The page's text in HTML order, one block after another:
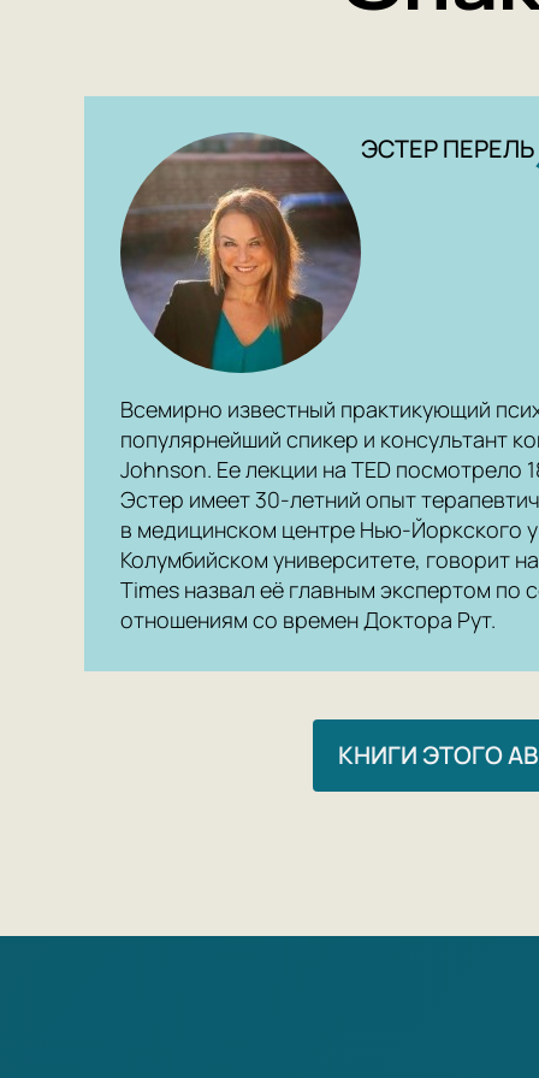
ЭСТЕР ПЕРЕЛЬ
Всемирно известный практикующий
популярнейший спикер и консультант
Johnson. Ее лекции на TED посмотрело
Эстер имеет 30-летний опыт
в медицинском центре Нью-Йоркского
Колумбийском университете, говорит
Times назвал её главным экспертом по
отношениям со времен Доктора Рут.
КНИГИ ЭТОГО